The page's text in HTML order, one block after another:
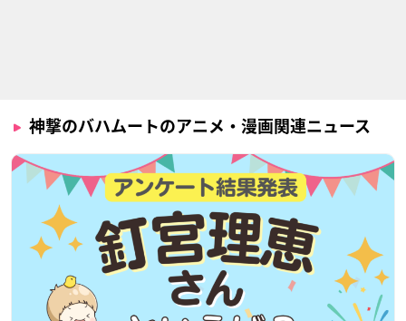
神撃のバハムートのアニメ・漫画関連ニュース